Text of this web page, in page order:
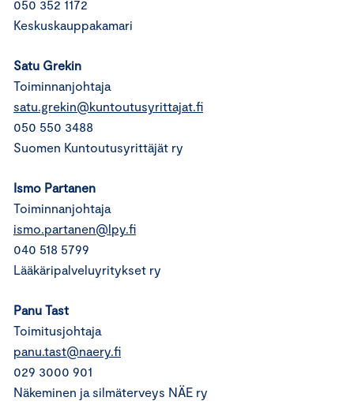
050 352 1172
Keskuskauppakamari
Satu Grekin
Toiminnanjohtaja
satu.grekin@kuntoutusyrittajat.fi
050 550 3488
Suomen Kuntoutusyrittäjät ry
Ismo Partanen
Toiminnanjohtaja
ismo.partanen@lpy.fi
040 518 5799
Lääkäripalveluyritykset ry
Panu Tast
Toimitusjohtaja
panu.tast@naery.fi
029 3000 901
Näkeminen ja silmäterveys NÄE ry